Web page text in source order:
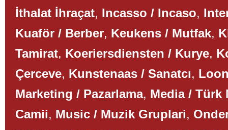
İthalat İhraçat, Incasso / Incaso,
Kuaför / Berber, Keukens / Mutfak,
Tamirat, Koeriersdiensten / Kurye,
Çerceve, Kunstenaas / Sanatcı,
Marketing / Pazarlama, Media / Türk
Camii, Music / Muzik Gruplari,